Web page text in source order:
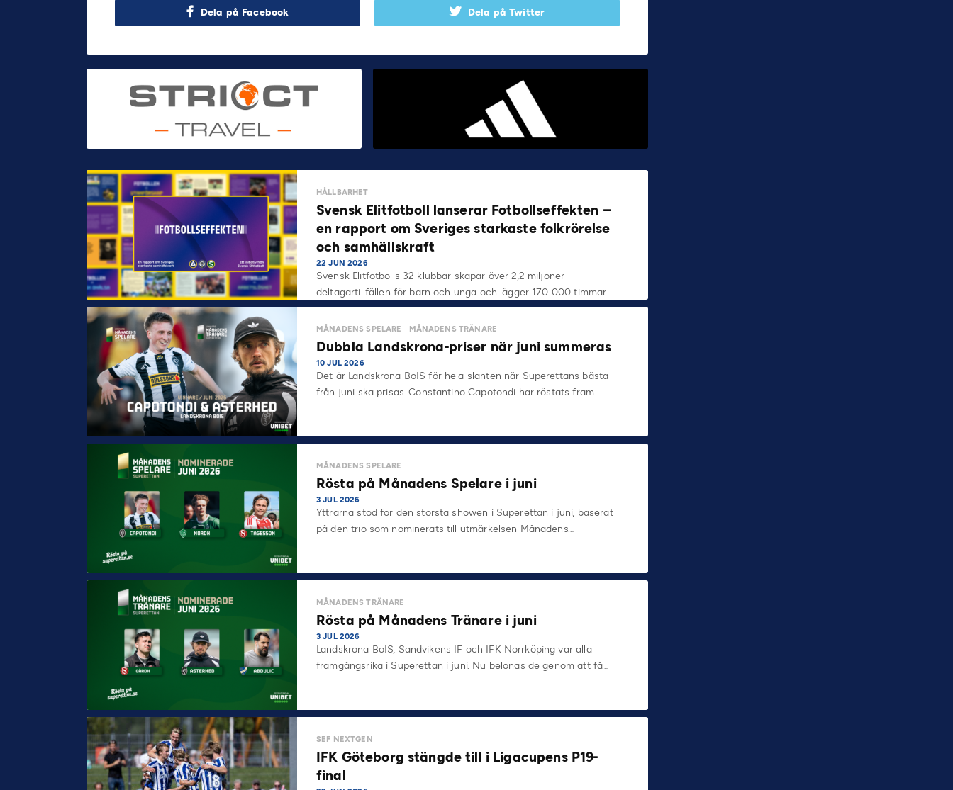
Dela på Facebook Dela på Twitter
HÅLLBARHET
Svensk Elitfotboll lanserar Fotbollseffekten –
en rapport om Sveriges starkaste folkrörelse
och samhällskraft
22 JUN 2026
Svensk Elitfotbolls 32 klubbar skapar över 2,2 miljoner
deltagartillfällen för barn och unga och lägger 170 000 timmar
på…
MÅNADENS SPELARE MÅNADENS TRÄNARE
Dubbla Landskrona-priser när juni summeras
10 JUL 2026
Det är Landskrona BoIS för hela slanten när Superettans bästa
från juni ska prisas. Constantino Capotondi har röstats fram…
MÅNADENS SPELARE
Rösta på Månadens Spelare i juni
3 JUL 2026
Yttrarna stod för den största showen i Superettan i juni, baserat
på den trio som nominerats till utmärkelsen Månadens…
MÅNADENS TRÄNARE
Rösta på Månadens Tränare i juni
3 JUL 2026
Landskrona BoIS, Sandvikens IF och IFK Norrköping var alla
framgångsrika i Superettan i juni. Nu belönas de genom att få…
SEF NEXTGEN
IFK Göteborg stängde till i Ligacupens P19-
final